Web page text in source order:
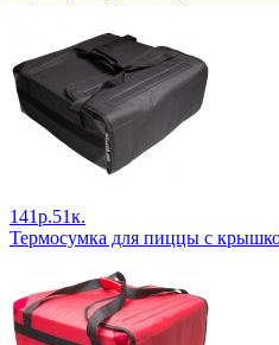
141р.51к.
Термосумка для пиццы с